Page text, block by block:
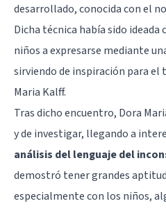
desarrollado, conocida con el
Dicha técnica había sido ideada
niños a expresarse mediante
sirviendo de inspiración para
Maria Kalff.
Tras dicho encuentro, Dora
y de investigar, llegando a
análisis del lenguaje del
demostró tener grandes
especialmente con los niños,